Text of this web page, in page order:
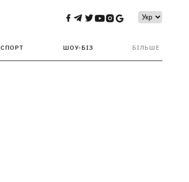
СПОРТ ШОУ-БІЗ БІЛЬШЕ